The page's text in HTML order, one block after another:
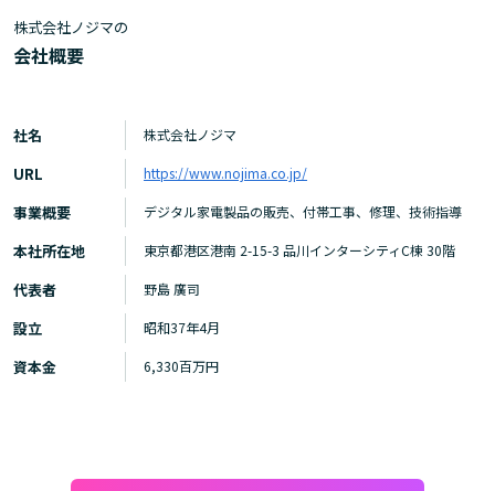
株式会社ノジマの
会社概要
社名 株式会社ノジマ
URL https://www.nojima.co.jp/
事業概要 デジタル家電製品の販売、付帯工事、修理、技術指導
本社所在地 東京都港区港南 2-15-3 品川インターシティC棟 30階
代表者 野島 廣司
設立 昭和37年4月
資本金 6,330百万円